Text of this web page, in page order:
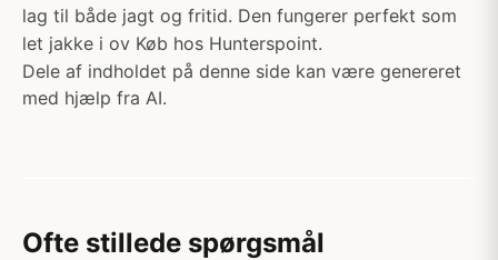
lag til både jagt og fritid. Den fungerer perfekt som
let jakke i ov Køb hos Hunterspoint.
Dele af indholdet på denne side kan være genereret
med hjælp fra AI.
Ofte stillede spørgsmål